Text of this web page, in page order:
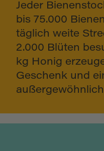
Jeder
bis 75.000
täglich weite
2.000 Blüten
kg Honig
Geschenk und